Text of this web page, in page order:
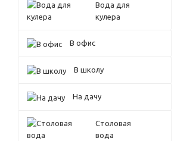
Вода для
кулера
В офис
В школу
На дачу
Столовая
вода